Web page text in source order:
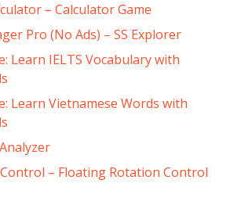
– Calculator Game
Pro (No Ads) – SS Explorer
Learn IELTS Vocabulary with
Learn Vietnamese Words with
– Floating Rotation Control